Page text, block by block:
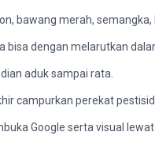
bawang merah, semangka,
dengan melarutkan
aduk sampai rata.
campurkan perekat
Google serta visual